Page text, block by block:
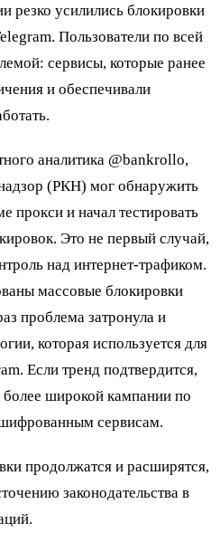
резко усилились блокировки
Пользователи по всей
сервисы, которые ранее
и обеспечивали
аналитика @bankrollo,
(РКН) мог обнаружить
прокси и начал тестировать
Это не первый случай,
над интернет-трафиком.
массовые блокировки
проблема затронула и
которая используется для
Если тренд подтвердится,
более широкой кампании по
сервисам.
продолжатся и расширятся,
законодательства в